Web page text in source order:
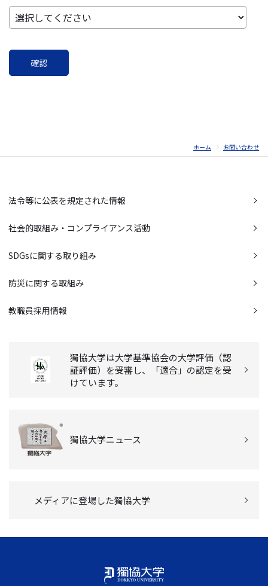
ホーム お問い合わせ
法令等に公表を規定された情報
社会的取組み・コンプライアンス活動
SDGsに関する取り組み
防災に関する取組み
教職員採用情報
獨協大学は大学基準協会の大学評価（認
証評価）を受審し、「適合」の認定を受
けています。
獨協大学ニュース
メディアに登場した獨協大学